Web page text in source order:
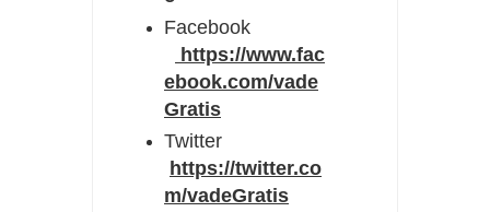
Facebook
https://www.fac
ebook.com/vade
Gratis
Twitter
https://twitter.co
m/vadeGratis